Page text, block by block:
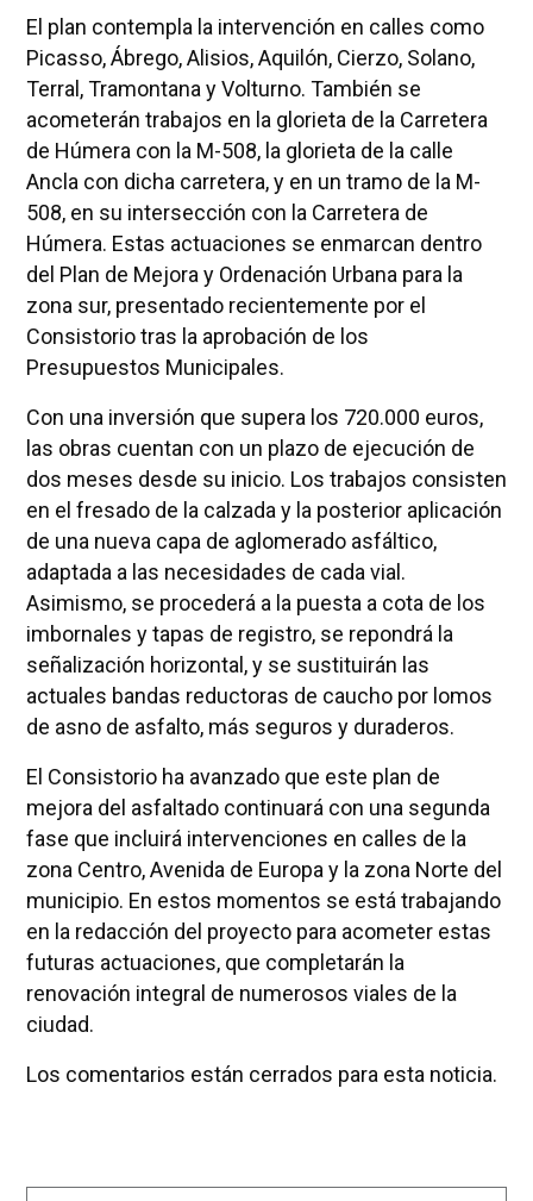
El plan contempla la intervención en calles como
Picasso, Ábrego, Alisios, Aquilón, Cierzo, Solano,
Terral, Tramontana y Volturno. También se
acometerán trabajos en la glorieta de la Carretera
de Húmera con la M-508, la glorieta de la calle
Ancla con dicha carretera, y en un tramo de la M-
508, en su intersección con la Carretera de
Húmera. Estas actuaciones se enmarcan dentro
del Plan de Mejora y Ordenación Urbana para la
zona sur, presentado recientemente por el
Consistorio tras la aprobación de los
Presupuestos Municipales.
Con una inversión que supera los 720.000 euros,
las obras cuentan con un plazo de ejecución de
dos meses desde su inicio. Los trabajos consisten
en el fresado de la calzada y la posterior aplicación
de una nueva capa de aglomerado asfáltico,
adaptada a las necesidades de cada vial.
Asimismo, se procederá a la puesta a cota de los
imbornales y tapas de registro, se repondrá la
señalización horizontal, y se sustituirán las
actuales bandas reductoras de caucho por lomos
de asno de asfalto, más seguros y duraderos.
El Consistorio ha avanzado que este plan de
mejora del asfaltado continuará con una segunda
fase que incluirá intervenciones en calles de la
zona Centro, Avenida de Europa y la zona Norte del
municipio. En estos momentos se está trabajando
en la redacción del proyecto para acometer estas
futuras actuaciones, que completarán la
renovación integral de numerosos viales de la
ciudad.
Los comentarios están cerrados para esta noticia.